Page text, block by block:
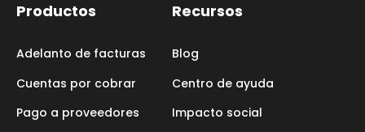
Productos
Adelanto de facturas
Cuentas por cobrar
Pago a proveedores
Recursos
Blog
Centro de ayuda
Impacto social